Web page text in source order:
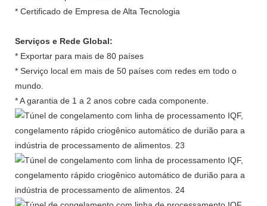
* Certificado de Empresa de Alta Tecnologia
Serviços e Rede Global:
* Exportar para mais de 80 países
* Serviço local em mais de 50 países com redes em todo o
mundo.
* A garantia de 1 a 2 anos cobre cada componente.